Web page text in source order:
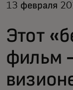
Новости
13 февраля
Этот
фильм